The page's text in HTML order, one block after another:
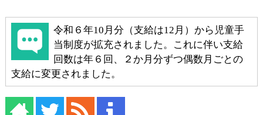
令和６年10月分（支給は12月）から児童手
当制度が拡充されました。これに伴い支給
回数は年６回、２か月分ずつ偶数月ごとの
支給に変更されました。